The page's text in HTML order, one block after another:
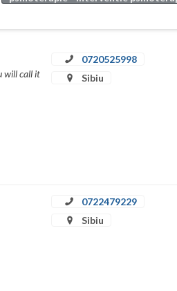
will call it
0720525998
Sibiu
0722479229
Sibiu